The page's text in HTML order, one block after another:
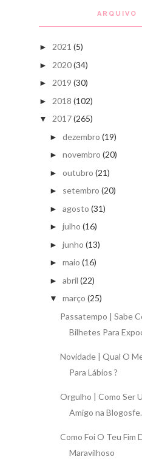
ARQUIVO
► 2021 (5)
► 2020(34)
► 2019 (30)
► 2018 (102)
▼ 2017(265)
► dezembro (19)
► novembro (20)
► outubro (21)
► setembro (20)
► agosto (31)
► julho (16)
► junho (13)
► maio (16)
► abril (22)
▼ março (25)
Passatempo | Sabe
Bilhetes Para
Novidade | Qual O
Para Lábios ?
Orgulho | Como Ser
Amigo na
Como Foi O Teu Fim
Maravilhoso